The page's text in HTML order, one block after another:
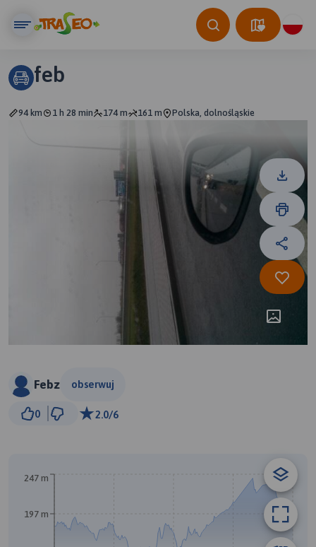
feb
94 km 1 h 28 min 174 m 161 m Polska, dolnośląskie
Febz obserwuj
0 2.0/6
197 m
247 m